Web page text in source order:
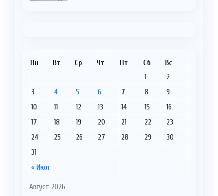
Август 2026
Пн Вт Ср Чт Пт Сб Вс
« Июл
1
2
3
4 5 6 7 8
9
10
11 12 13 14 15
16
17
18 19 20 21 22
23
24
25 26 27 28 29
30
31